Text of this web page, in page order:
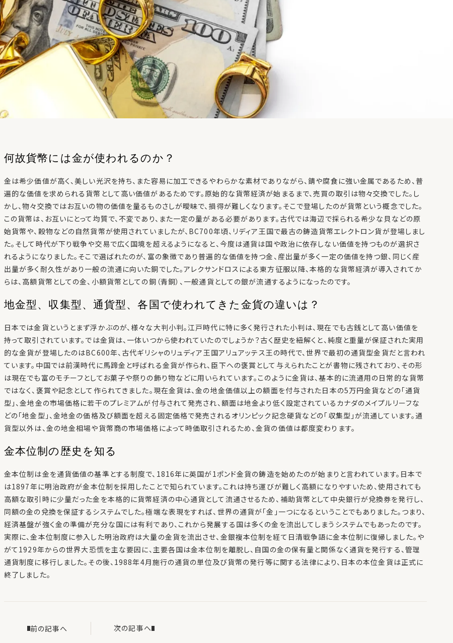
何故貨幣には金が使われるのか？
金は希少価値が高く、美しい光沢を持ち、また容易に加工できるやわらかな素材でありながら、錆や腐食に強い金属であるため、普
遍的な価値を求められる貨幣として高い価値があるためです。原始的な貨幣経済が始まるまで、売買の取引は物々交換でした。し
かし、物々交換ではお互いの物の価値を量るものさしが曖昧で、損得が難しくなります。そこで登場したのが貨幣という概念でした。
この貨幣は、お互いにとって均質で、不変であり、また一定の量がある必要があります。古代では海辺で採られる希少な貝などの原
始貨幣や、穀物などの自然貨幣が使用されていましたが、BC700年頃、リディア王国で最古の鋳造貨幣エレクトロン貨が登場しまし
た。そして時代が下り戦争や交易で広く国境を超えるようになると、今度は通貨は国や政治に依存しない価値を持つものが選択さ
れるようになりました。そこで選ばれたのが、富の象徴であり普遍的な価値を持つ金、産出量が多く一定の価値を持つ銀、同じく産
出量が多く耐久性があり一般の流通に向いた銅でした。アレクサンドロスによる東方征服以降、本格的な貨幣経済が導入されてか
らは、高額貨幣としての金、小額貨幣としての銅（青銅）、一般通貨としての銀が流通するようになったのです。
地金型、収集型、通貨型、各国で使われてきた金貨の違いは？
日本では金貨というとまず浮かぶのが、様々な大判小判。江戸時代に特に多く発行された小判は、現在でも古銭として高い価値を
持って取引されています。では金貨は、一体いつから使われていたのでしょうか？古く歴史を紐解くと、純度と重量が保証された実用
的な金貨が登場したのはBC600年、古代ギリシャのリュディア王国アリュアッテス王の時代で、世界で最初の通貨型金貨だと言われ
ています。中国では前漢時代に馬蹄金と呼ばれる金貨が作られ、臣下への褒賞として与えられたことが書物に残されており、その形
は現在でも富のモチーフとしてお菓子や祭りの飾り物などに用いられています。このように金貨は、基本的に流通用の日常的な貨幣
ではなく、褒賞や記念として作られてきました。現在金貨は、金の地金価値以上の額面を付与された日本の5万円金貨などの「通貨
型」、金地金の市場価格に若干のプレミアムが付与されて発売され、額面は地金より低く設定されているカナダのメイプルリーフな
どの「地金型」、金地金の価格及び額面を超える固定価格で発売されるオリンピック記念硬貨などの「収集型」が流通しています。通
貨型以外は、金の地金相場や貨幣商の市場価格によって時価取引されるため、金貨の価値は都度変わります。
金本位制の歴史を知る
金本位制は金を通貨価値の基準とする制度で、1816年に英国が1ポンド金貨の鋳造を始めたのが始まりと言われています。日本で
は1897年に明治政府が金本位制を採用したことで知られています。これは持ち運びが難しく高額になりやすいため、使用されても
高額な取引時に少量だった金を本格的に貨幣経済の中心通貨として流通させるため、補助貨幣として中央銀行が兌換券を発行し、
同額の金の兌換を保証するシステムでした。極端な表現をすれば、世界の通貨が「金」一つになるということでもありました。つまり、
経済基盤が強く金の準備が充分な国には有利であり、これから発展する国は多くの金を流出してしまうシステムでもあったのです。
実際に、金本位制度に参入した明治政府は大量の金貨を流出させ、金銀複本位制を経て日清戦争語に金本位制に復帰しました。や
がて1929年からの世界大恐慌を主な要因に、主要各国は金本位制を離脱し、自国の金の保有量と関係なく通貨を発行する、管理
通貨制度に移行しました。その後、1988年4月施行の通貨の単位及び貨幣の発行等に関する法律により、日本の本位金貨は正式に
終了しました。
前の記事へ 次の記事へ